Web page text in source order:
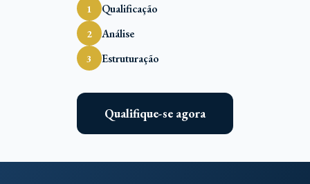
1 Qualificação
2 Análise
3 Estruturação
Qualifique-se agora